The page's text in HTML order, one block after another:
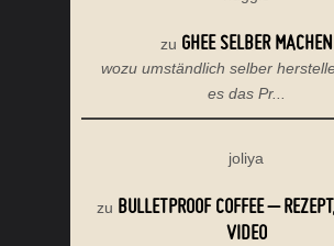
zu GHEE SELBER MACHEN
wozu umständlich selber
es das Pr...
joliya
zu BULLETPROOF COFFEE –
VIDEO